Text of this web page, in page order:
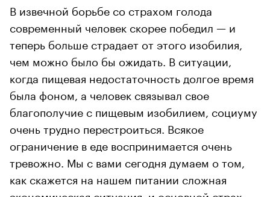
В извечной борьбе со страхом голода
современный человек скорее победил — и
теперь больше страдает от этого изобилия,
чем можно было бы ожидать. В ситуации,
когда пищевая недостаточность долгое время
была фоном, а человек связывал свое
благополучие с пищевым изобилием, социуму
очень трудно перестроиться. Всякое
ограничение в еде воспринимается очень
тревожно. Мы с вами сегодня думаем о том,
как скажется на нашем питании сложная